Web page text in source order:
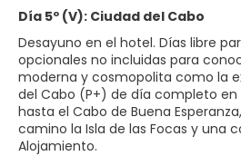
Día 5º (V): Ciudad del Cabo
Desayuno en el hotel. Días libre
opcionales no incluidas para
moderna y cosmopolita como la
del Cabo (P+) de día completo en
hasta el Cabo de Buena
camino la Isla de las Focas y una
Alojamiento.